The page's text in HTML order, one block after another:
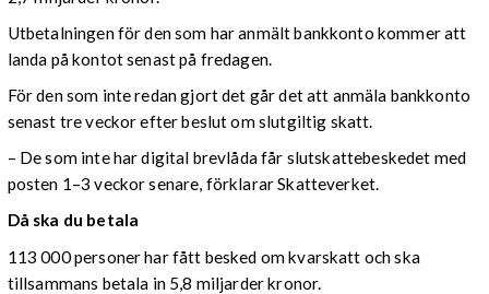
Utbetalningen för den som har anmält bankkonto kommer att
landa på kontot senast på fredagen.
För den som inte redan gjort det går det att anmäla bankkonto
senast tre veckor efter beslut om slutgiltig skatt.
– De som inte har digital brevlåda får slutskattebeskedet med
posten 1–3 veckor senare, förklarar Skatteverket.
Då ska du betala
113 000 personer har fått besked om kvarskatt och ska
tillsammans betala in 5,8 miljarder kronor.